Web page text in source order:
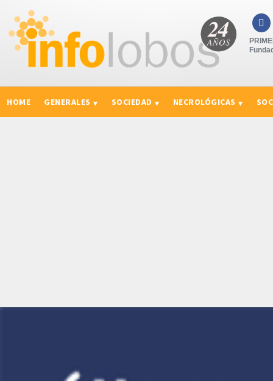

HOME GENERALES SOCIEDAD NECROLÓGICAS